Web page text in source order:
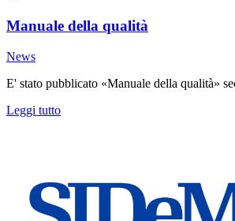
Manuale della qualità
News
E' stato pubblicato «Manuale della qualità»
Leggi tutto